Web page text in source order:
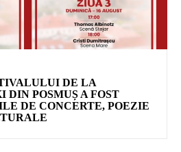
DE LA
POSMUȘ A FOST
DE CONCERTE, POEZIE